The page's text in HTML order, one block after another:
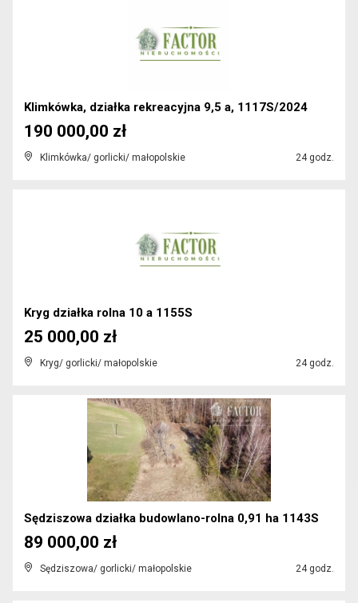
Klimkówka, działka rekreacyjna 9,5 a, 1117S/2024
Klimkówka/ gorlicki/ małopolskie 24 godz.
190 000,00 zł
Kryg działka rolna 10 a 1155S
Kryg/ gorlicki/ małopolskie 24 godz.
25 000,00 zł
Sędziszowa działka budowlano-rolna 0,91 ha 1143S
Sędziszowa/ gorlicki/ małopolskie 24 godz.
89 000,00 zł